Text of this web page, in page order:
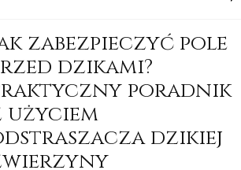
zabezpieczyć pole
dzikami?
poradnik
użyciem
dzikiej